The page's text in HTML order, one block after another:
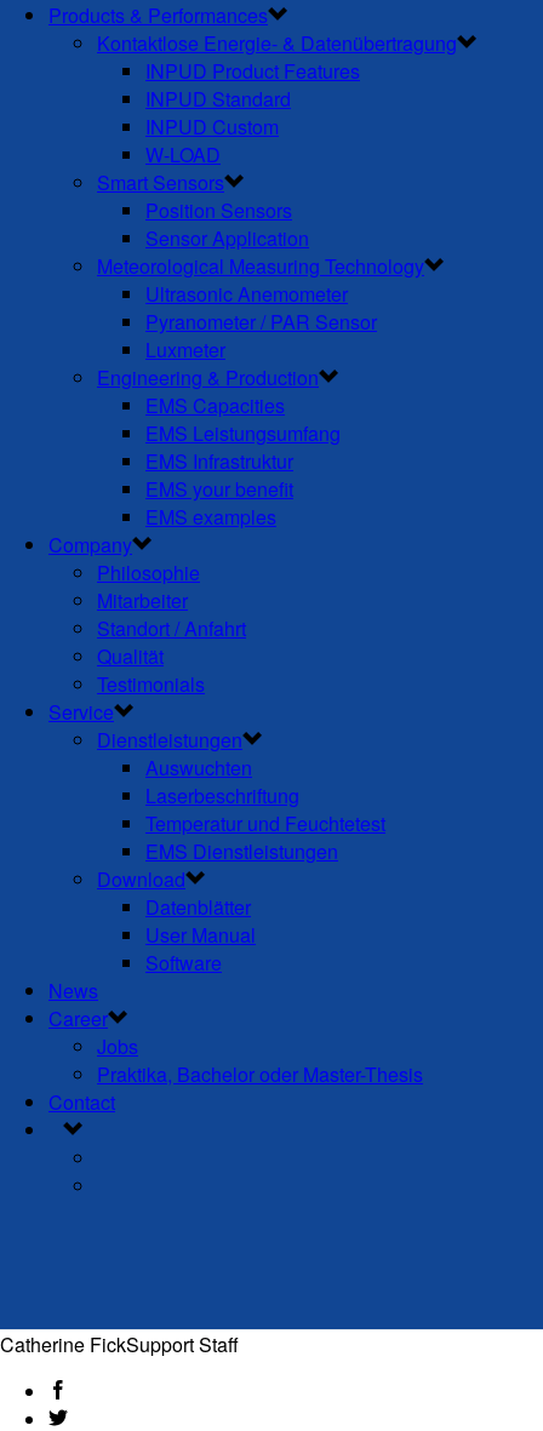
Products & Performances
Kontaktlose Energie- & Datenübertragung
INPUD Product Features
INPUD Standard
INPUD Custom
W-LOAD
Smart Sensors
Position Sensors
Sensor Application
Meteorological Measuring Technology
Ultrasonic Anemometer
Pyranometer / PAR Sensor
Luxmeter
Engineering & Production
EMS Capacities
EMS Leistungsumfang
EMS Infrastruktur
EMS your benefit
EMS examples
Company
Philosophie
Mitarbeiter
Standort / Anfahrt
Qualität
Testimonials
Service
Dienstleistungen
Auswuchten
Laserbeschriftung
Temperatur und Feuchtetest
EMS Dienstleistungen
Download
Datenblätter
User Manual
Software
News
Career
Jobs
Praktika, Bachelor oder Master-Thesis
Contact
Catherine FickSupport Staff